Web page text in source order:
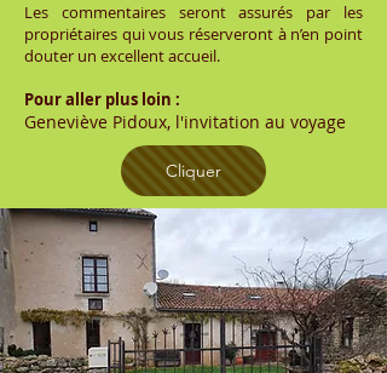
Les commentaires seront assurés par les
propriétaires qui vous réserveront à n’en point
douter un excellent accueil.
Pour aller plus loin :
Geneviève Pidoux, l'invitation au voyage
Cliquer